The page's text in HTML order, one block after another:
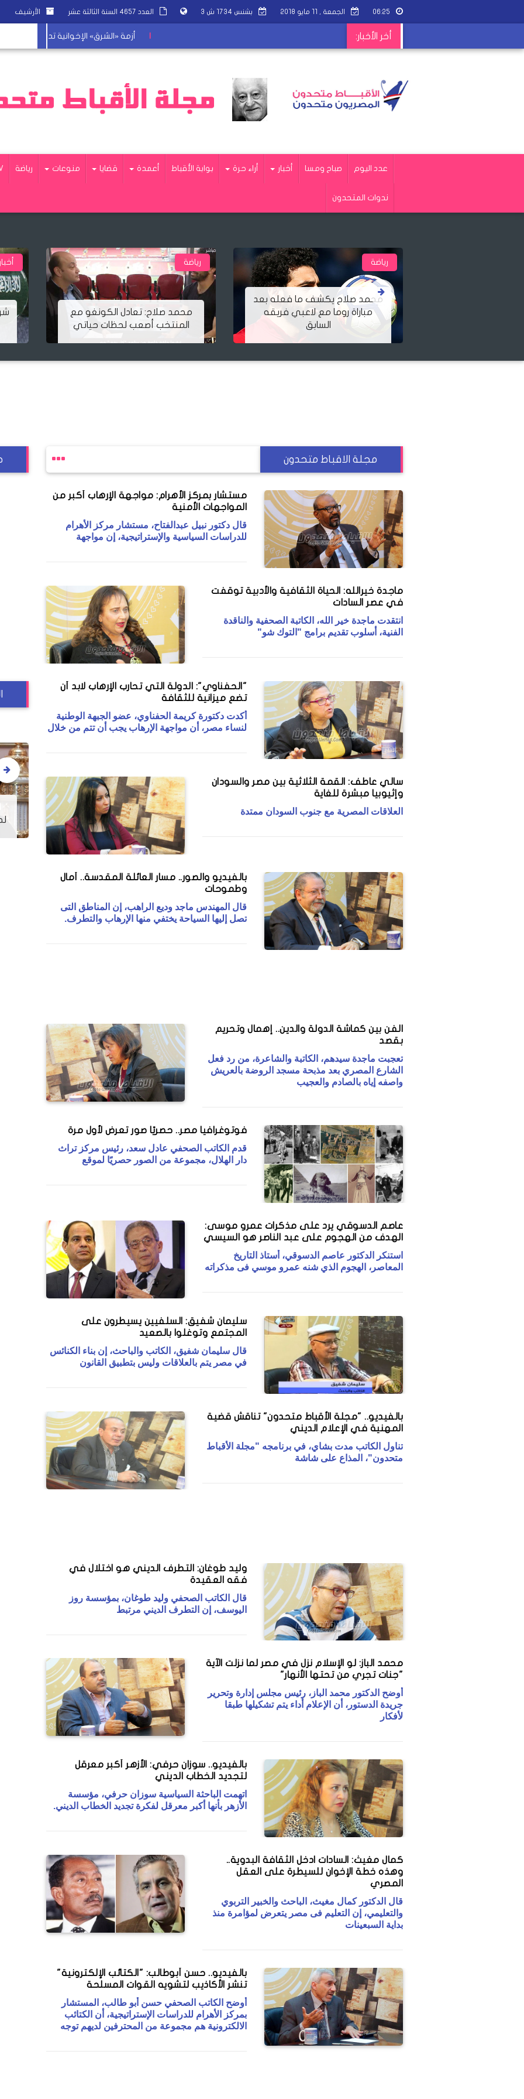
٠٦:٢٥ الجمعة , ١١ مايو ٢٠١٨ بشنس ١٧٣٤ ش ٣ العدد ٤٦٥٧ السنة الثالثة عشر الأرشيف
أخر الأخبار: أزمة «الشرق» الإخوانية تدخل النفق الأسود
عدد اليوم صباح ومسا أخبار أراء حرة بوابة الأقباط أعمدة قضايا منوعات رياضة
ندوات المتحدون
رياضة
محمد صلاح: تعادل الكونغو مع
المنتخب أصعب لحظات حياتي
أخبار وتقارير من مراسلينا
شركة ألمانية تضع علم السعودية
على زجاجات بيرة
مجلة الاقباط متحدون
مستشار بمركز الأهرام: مواجهة الإرهاب أكبر من
المواجهات الأمنية
قال دكتور نبيل عبدالفتاح، مستشار مركز الأهرام
للدراسات السياسية والإستراتيجية، إن مواجهة
ماجدة خيرالله: الحياة الثقافية والأدبية توقفت
في عصر السادات
انتقدت ماجدة خير الله، الكاتبة الصحفية والناقدة
الفنية، أسلوب تقديم برامج "التوك شو"
"الحفناوي": الدولة التي تحارب الإرهاب لابد أن
تضع ميزانية للثقافة
أكدت دكتورة كريمة الحفناوي، عضو الجبهة الوطنية
لنساء مصر، أن مواجهة الإرهاب يجب أن تتم من خلال
سالي عاطف: القمة الثلاثية بين مصر والسودان
وإثيوبيا مبشرة للغاية
العلاقات المصرية مع جنوب السودان ممتدة
بالفيديو والصور.. مسار العائلة المقدسة.. أمال
وطموحات
قال المهندس ماجد وديع الراهب، إن المناطق التى
تصل إليها السياحة يختفي منها الإرهاب والتطرف.
الفن بين كماشة الدولة والدين.. إهمال وتحريم
بقصد
تعجبت ماجدة سيدهم، الكاتبة والشاعرة، من رد فعل
الشارع المصري بعد مذبحة مسجد الروضة بالعريش
واصفه إياه بالصادم والعجيب
فوتوغرافيا مصر.. حصريًا صور تعرض لأول مرة
قدم الكاتب الصحفي عادل سعد، رئيس مركز تراث
دار الهلال، مجموعة من الصور حصريًا لموقع
عاصم الدسوقي يرد على مذكرات عمرو موسى:
الهدف من الهجوم على عبد الناصر هو السيسي
استنكر الدكتور عاصم الدسوقي، أستاذ التاريخ
المعاصر، الهجوم الذي شنه عمرو موسي فى مذكراته
سليمان شفيق: السلفيين يسيطرون على
المجتمع وتوغلوا بالصعيد
قال سليمان شفيق، الكاتب والباحث، إن بناء الكنائس
في مصر يتم بالعلاقات وليس بتطبيق القانون
بالفيديو.. "مجلة الأقباط متحدون" تناقش قضية
المهنية في الإعلام الديني
تناول الكاتب مدت بشاي، في برنامجه "مجلة الأقباط
متحدون"، المذاع على شاشة
وليد طوغان: التطرف الديني هو اختلال في
فقه العقيدة
قال الكاتب الصحفي وليد طوغان، بمؤسسة روز
اليوسف، إن التطرف الديني مرتبط
محمد الباز: لو الإسلام نزل في مصر لما نزلت الآية
"جنات تجري من تحتها الأنهار"
أوضح الدكتور محمد الباز، رئيس مجلس إدارة وتحرير
جريدة الدستور، أن الإعلام أداء يتم تشكيلها طبقا
لأفكار
بالفيديو.. سوزان حرفي: الأزهر أكبر معرقل
لتجديد الخطاب الديني
اتهمت الباحثة السياسية سوزان حرفي، مؤسسة
الأزهر بأنها أكبر معرقل لفكرة تجديد الخطاب الديني.
كمال مغيث: السادات ادخل الثقافة البدوية..
وهذه خطة الإخوان للسيطرة على العقل
المصري
قال الدكتور كمال مغيث، الباحث والخبير التربوي
والتعليمي، إن التعليم فى مصر يتعرض لمؤامرة منذ
بداية السبعينات
بالفيديو.. حسن أبوطالب: "الكتائب الإلكترونية"
تنشر الأكاذيب لتشويه القوات المسلحة
أوضح الكاتب الصحفي حسن أبو طالب، المستشار
بمركز الأهرام للدراسات الإستراتيجية، أن الكتائب
الالكترونية هم مجموعة من المحترفين لديهم توجه
محمد هنيدي يعلن خروج "أرض
النفاق" من السباق الرمضاني بسبب
الأنبا بيشوي: العذراء لم تظهر
لطوائف غيرنا.. وهذا ليس تعصب